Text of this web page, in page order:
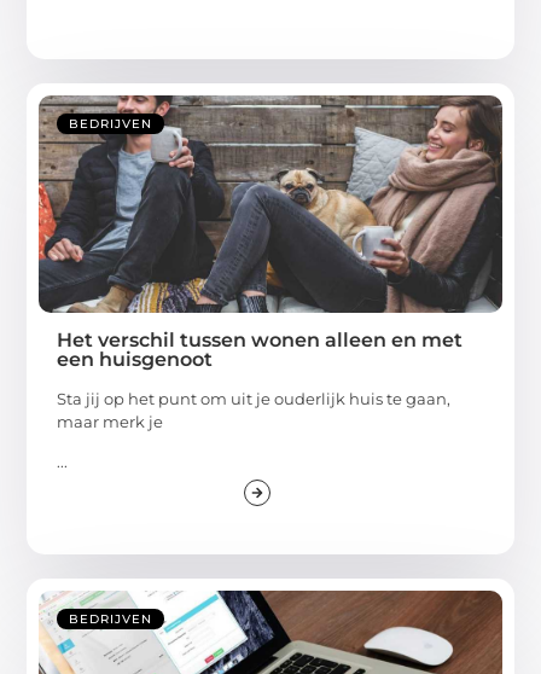
BEDRIJVEN
Het verschil tussen wonen alleen en met
een huisgenoot
Sta jij op het punt om uit je ouderlijk huis te gaan,
maar merk je
...
BEDRIJVEN